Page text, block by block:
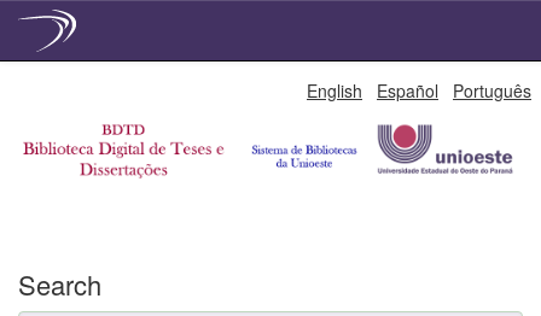
English Español Português
Search